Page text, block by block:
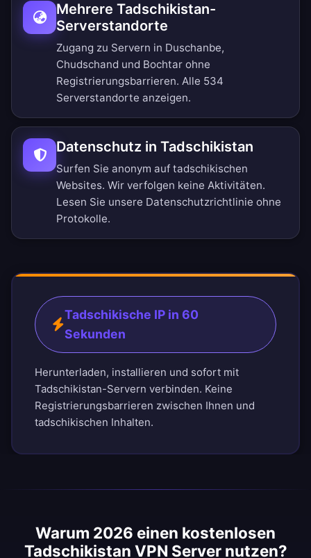
Mehrere Tadschikistan-
Serverstandorte
Zugang zu Servern in Duschanbe,
Chudschand und Bochtar ohne
Registrierungsbarrieren. Alle 534
Serverstandorte anzeigen.
Datenschutz in Tadschikistan
Surfen Sie anonym auf tadschikischen
Websites. Wir verfolgen keine Aktivitäten.
Lesen Sie unsere Datenschutzrichtlinie ohne
Protokolle.
Tadschikische IP in 60
Sekunden
Herunterladen, installieren und sofort mit
Tadschikistan-Servern verbinden. Keine
Registrierungsbarrieren zwischen Ihnen und
tadschikischen Inhalten.
Warum 2026 einen kostenlosen
Tadschikistan VPN Server nutzen?